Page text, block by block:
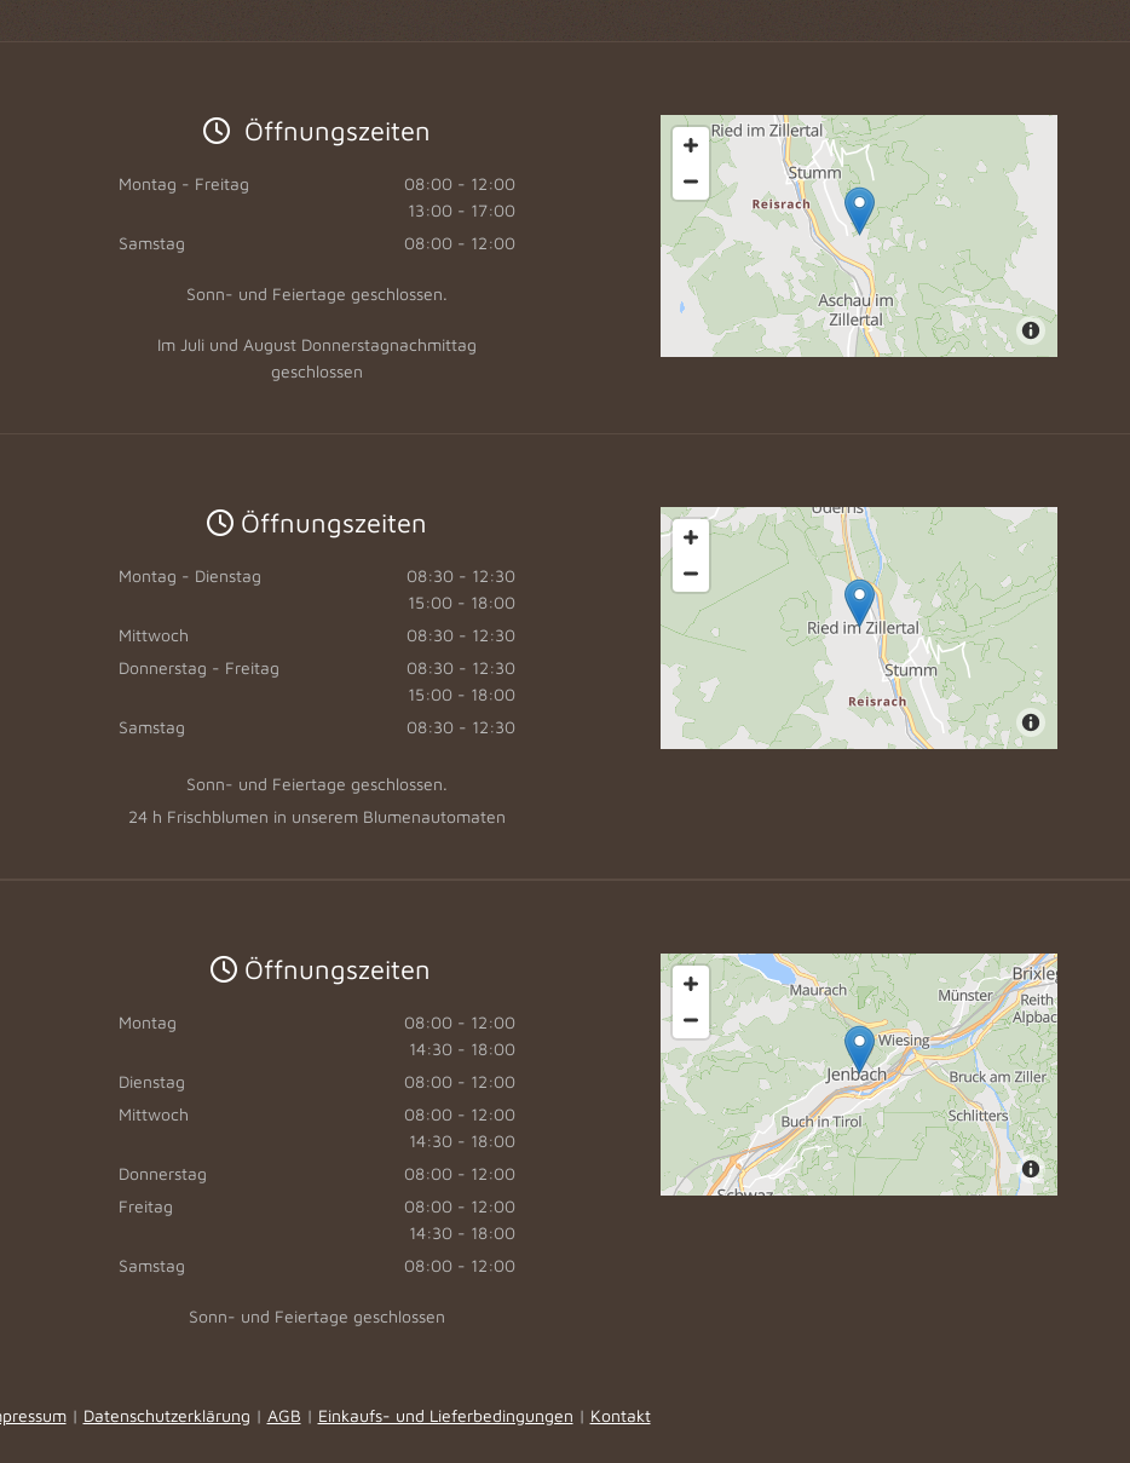
 Öffnungszeiten
Montag - Freitag
08:00 - 12:00
13:00 - 17:00
Samstag
08:00 - 12:00
Sonn- und Feiertage geschlossen.
Im Juli und August Donnerstagnachmittag
geschlossen
Öffnungszeiten
Montag - Dienstag
08:30 - 12:30
15:00 - 18:00
Mittwoch
08:30 - 12:30
Donnerstag - Freitag
08:30 - 12:30
15:00 - 18:00
Samstag
08:30 - 12:30
Sonn- und Feiertage geschlossen.
24 h Frischblumen in unserem Blumenautomaten
Öffnungszeiten
Montag
08:00 - 12:00
14:30 - 18:00
Dienstag
08:00 - 12:00
Mittwoch
08:00 - 12:00
14:30 - 18:00
Donnerstag
08:00 - 12:00
Freitag
08:00 - 12:00
14:30 - 18:00
Samstag
08:00 - 12:00
Sonn- und Feiertage geschlossen
| Datenschutzerklärung | AGB | Einkaufs- und Lieferbedingungen | Kontakt